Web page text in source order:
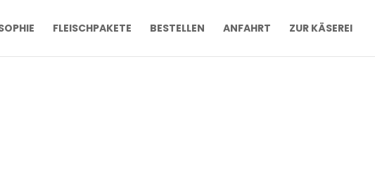
FLEISCHPAKETE BESTELLEN ANFAHRT ZUR KÄSEREI